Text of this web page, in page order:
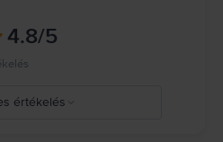
4.8/5
értékelés